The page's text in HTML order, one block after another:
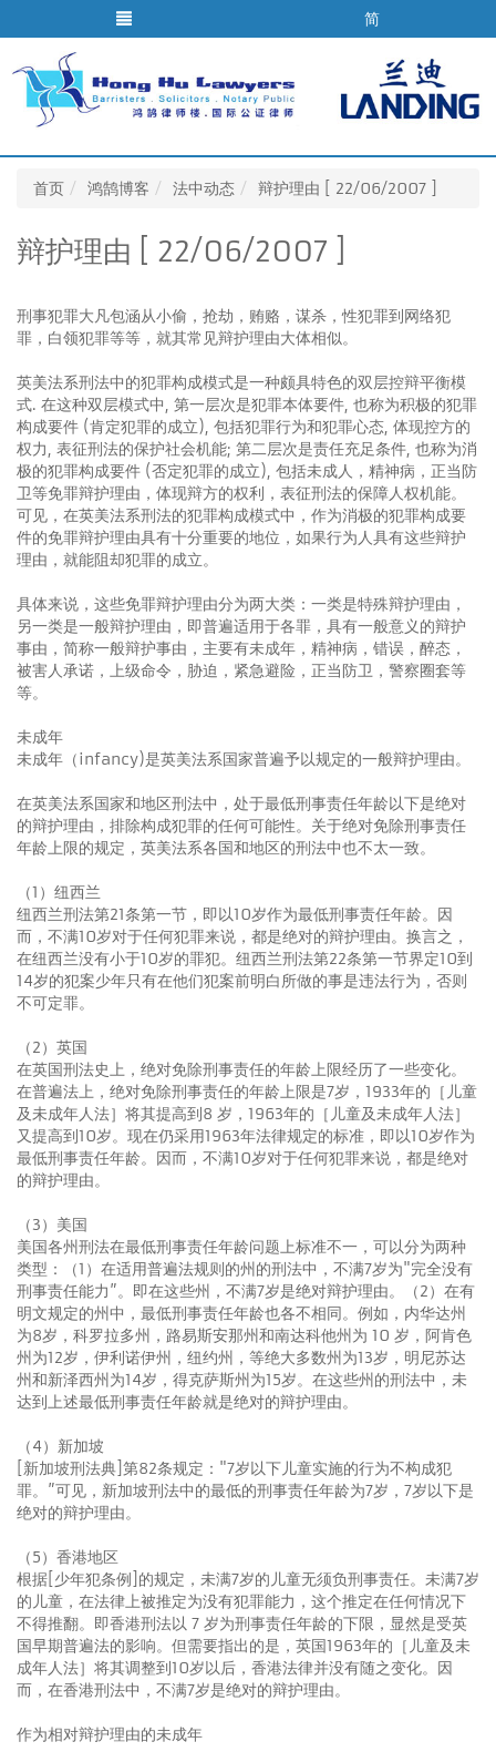
简
首页 鸿鹄博客 法中动态 辩护理由 [ 22/06/2007 ]
辩护理由 [ 22/06/2007 ]
刑事犯罪大凡包涵从小偷，抢劫，贿赂，谋杀，性犯罪到网络犯
罪，白领犯罪等等，就其常见辩护理由大体相似。
英美法系刑法中的犯罪构成模式是一种颇具特色的双层控辩平衡模
式. 在这种双层模式中, 第一层次是犯罪本体要件, 也称为积极的犯罪
构成要件 (肯定犯罪的成立), 包括犯罪行为和犯罪心态, 体现控方的
权力, 表征刑法的保护社会机能; 第二层次是责任充足条件, 也称为消
极的犯罪构成要件 (否定犯罪的成立), 包括未成人，精神病，正当防
卫等免罪辩护理由，体现辩方的权利，表征刑法的保障人权机能。
可见，在英美法系刑法的犯罪构成模式中，作为消极的犯罪构成要
件的免罪辩护理由具有十分重要的地位，如果行为人具有这些辩护
理由，就能阻却犯罪的成立。
具体来说，这些免罪辩护理由分为两大类：一类是特殊辩护理由，
另一类是一般辩护理由，即普遍适用于各罪，具有一般意义的辩护
事由，简称一般辩护事由，主要有未成年，精神病，错误，醉态，
被害人承诺，上级命令，胁迫，紧急避险，正当防卫，警察圈套等
等。
未成年
未成年（infancy)是英美法系国家普遍予以规定的一般辩护理由。
在英美法系国家和地区刑法中，处于最低刑事责任年龄以下是绝对
的辩护理由，排除构成犯罪的任何可能性。关于绝对免除刑事责任
年龄上限的规定，英美法系各国和地区的刑法中也不太一致。
（1）纽西兰
纽西兰刑法第21条第一节，即以10岁作为最低刑事责任年龄。因
而，不满10岁对于任何犯罪来说，都是绝对的辩护理由。换言之，
在纽西兰没有小于10岁的罪犯。纽西兰刑法第22条第一节界定10到
14岁的犯案少年只有在他们犯案前明白所做的事是违法行为，否则
不可定罪。
（2）英国
在英国刑法史上，绝对免除刑事责任的年龄上限经历了一些变化。
在普遍法上，绝对免除刑事责任的年龄上限是7岁，1933年的［儿童
及未成年人法］将其提高到8 岁，1963年的［儿童及未成年人法］
又提高到10岁。现在仍采用1963年法律规定的标准，即以10岁作为
最低刑事责任年龄。因而，不满10岁对于任何犯罪来说，都是绝对
的辩护理由。
（3）美国
美国各州刑法在最低刑事责任年龄问题上标准不一，可以分为两种
类型：（1）在适用普遍法规则的州的刑法中，不满7岁为"完全没有
刑事责任能力”。即在这些州，不满7岁是绝对辩护理由。（2）在有
明文规定的州中，最低刑事责任年龄也各不相同。例如，内华达州
为8岁，科罗拉多州，路易斯安那州和南达科他州为 10 岁，阿肯色
州为12岁，伊利诺伊州，纽约州，等绝大多数州为13岁，明尼苏达
州和新泽西州为14岁，得克萨斯州为15岁。在这些州的刑法中，未
达到上述最低刑事责任年龄就是绝对的辩护理由。
（4）新加坡
[新加坡刑法典]第82条规定："7岁以下儿童实施的行为不构成犯
罪。”可见，新加坡刑法中的最低的刑事责任年龄为7岁，7岁以下是
绝对的辩护理由。
（5）香港地区
根据[少年犯条例]的规定，未满7岁的儿童无须负刑事责任。未满7岁
的儿童，在法律上被推定为没有犯罪能力，这个推定在任何情况下
不得推翻。即香港刑法以 7 岁为刑事责任年龄的下限，显然是受英
国早期普遍法的影响。但需要指出的是，英国1963年的［儿童及未
成年人法］将其调整到10岁以后，香港法律并没有随之变化。因
而，在香港刑法中，不满7岁是绝对的辩护理由。
作为相对辩护理由的未成年